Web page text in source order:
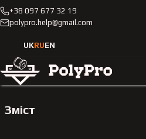
+38 097 677 32 19
polypro.help@gmail.com
UKRUEN
Положення про
персональних даних
Зміст